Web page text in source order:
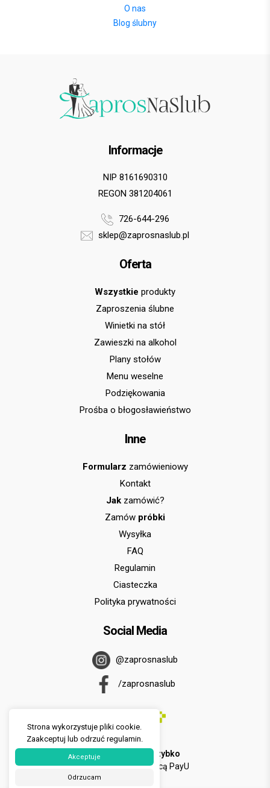
O nas
Blog ślubny
Informacje
NIP 8161690310
REGON 381204061
726-644-296
sklep@zaprosnaslub.pl
Oferta
Wszystkie produkty
Zaproszenia ślubne
Winietki na stół
Zawieszki na alkohol
Plany stołów
Menu weselne
Podziękowania
Prośba o błogosławieństwo
Inne
Formularz zamówieniowy
Kontakt
Jakzamówić?
Zamów próbki
Wysyłka
FAQ
Regulamin
Ciasteczka
Polityka prywatności
Social Media
@zaprosnaslub
/zaprosnaslub
U nas zapłacisz
szybko
iwygodnieza pomocą PayU
Strona wykorzystuje pliki cookie.
Zaakceptuj lub odrzuć regulamin.
Akceptuje
Odrzucam